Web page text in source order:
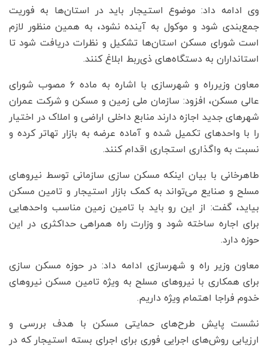
وی ادامه داد: موضوع استیجار باید در استان‌ها به فوریت
جمع‌بندی شود و موکول به آینده نشود، به همین منظور لازم
است شورای مسکن استان‌ها تشکیل و نظرات دریافت شود تا
استانداران به دستگاه‌های ذی‌ربط ابلاغ کنند.
معاون وزیرراه و شهرسازی با اشاره به ماده ۶ مصوب شورای
عالی مسکن، افزود: سازمان ملی زمین و مسکن و شرکت عمران
شهرهای جدید اجازه دارند منابع داخلی اراضی و املاک در اختیار
را با واحدهای تکمیل شده و آماده عرضه به بازار تهاتر کرده و
نسبت به واگذاری استجاری اقدام کنند.
طاهرخانی با بیان اینکه مسکن سازی سازمانی توسط نیروهای
مسلح و صنایع می‌تواند به کمک بازار استیجار و تامین مسکن
بیاید، گفت: از این رو باید با تامین زمین مناسب واحدهایی
برای اجاره ساخته شود و وزارت راه همراهی حداکثری در این
حوزه دارد.
معاون وزیر راه و شهرسازی ادامه داد: در حوزه مسکن سازی
برای همکاری‌ با نیروهای مسلح به ویژه تامین مسکن نیروهای
خدوم فراجا اهتمام ویژه داریم.
نشست پایش طرح‌های حمایتی مسکن با هدف بررسی و
ارزیابی روش‌های اجرایی فوری برای اجرای بسته استیجار که در